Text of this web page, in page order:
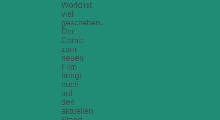
World ist
viel
geschehen.
Der
Comic
zum
neuen
Film
bringt
euch
auf
den
aktuellen